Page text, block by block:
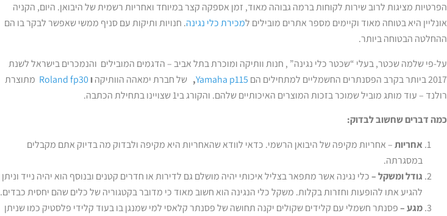
הפרטיות מציגות לרוב שירות לקוחות ברמה גבוהה מאוד, זמן אספקה קצר במיוחד ואחריות רשמית של היבואן. היום, הקניה
אונליין היא בטוחה מאוד וקיימים מספר אתרים מובילים למכירת כלי נגינה. חנויות ותיקות עם סניף ממשי שאפשר לבקר בו הם
ההחלטה הבטוחה ביותר.
על-פי שלמה שכטר, בעלי “שכטר כלי נגינה” , חנות וותיקה ומוכרת בתל אביב – הדגמים המובילים והנמכרים בישראל לשנת
2017 ביותר בקרב הפסנתרים החשמליים למתחילים הם
Yamaha p115
, של חברת ימאהה הוותיקהוRoland fp30 מתוצרת
רולנד – עוד מותג מוביל שמוכר בזכות המוצרים האיכותיים שלהם. והקורג בי1 שצויינו בתחילת הכתבה.
כמה דברים שחשוב לבדוק:
אחריות– אחריות מקיפה של היבואן הרשמי. כדאי לוודא שהאחריות היא מקיפה ולבדוק מה בדיוק אתם מקבלים
במסגרתה.
גודל ומשקל –כלי נגינה אשר מתפאר בצליל איכותי יהיה מושלם גם לדירות או חדרים קטנים ובנוסף הוא יהיה נייד וניתן
להגיע אתו להופעות וחזרות בקלות. משקל כלי הנגינה הוא חשוב מאוד כי מדובר בקטגוריה של כלים שהם יחסית כבדים.
מגע –פסנתר חשמלי עם קלידים שקולים יקנה תחושה של פסנתר קלאסי למי שמנגן בו בעוד קלידי פלסטיק כמו שניתן